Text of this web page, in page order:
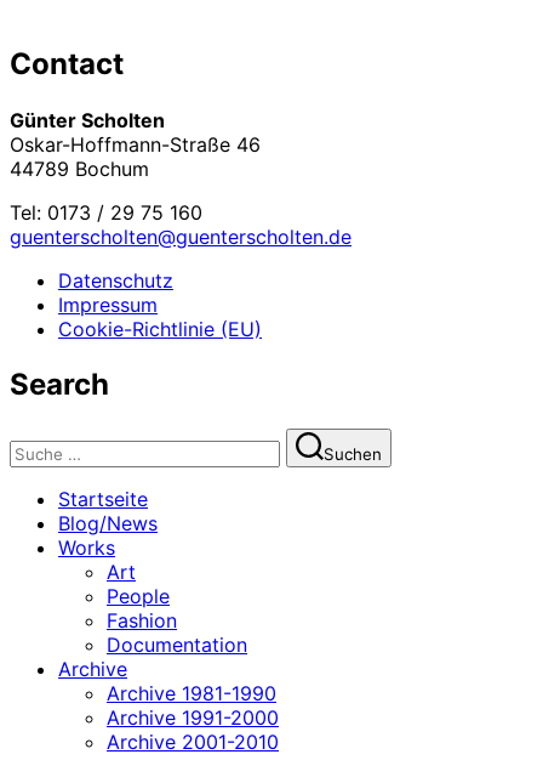
Contact
Günter Scholten
Oskar-Hoffmann-Straße 46
44789 Bochum
Tel: 0173 / 29 75 160
guenterscholten@guenterscholten.de
Datenschutz
Impressum
Cookie-Richtlinie (EU)
Search
Suchen
nach:
Suchen
Startseite
Blog/News
Works
Art
People
Fashion
Documentation
Archive
Archive 1981-1990
Archive 1991-2000
Archive 2001-2010